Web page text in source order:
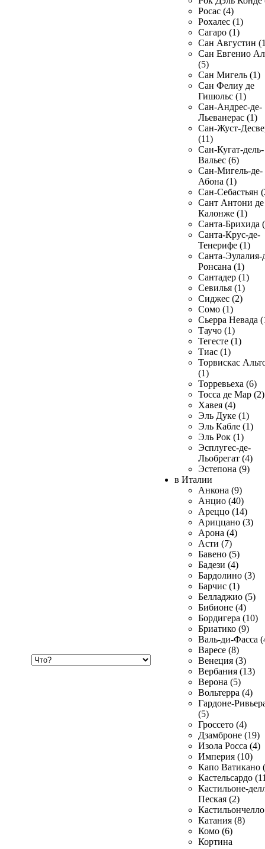
Росас (4)
Рохалес (1)
Сагаро (1)
Сан Августин
Сан Евгенио
(5)
Сан Мигель (1)
Сан Фелиу де
Гишольс (1)
Сан-Андрес-де-
Льеванерас (1)
Сан-Жуст-
(11)
Сан-Кугат-дель-
Вальес (6)
Сан-Мигель-де-
Абона (1)
Сан-Себастьян
Сант Антони де
Калонже (1)
Санта-Брихида
Санта-Крус-де-
Тенерифе (1)
Санта-Эулалия-
Ронсана (1)
Сантадер (1)
Севилья (1)
Сиджес (2)
Сомо (1)
Сьерра Невада
Таучо (1)
Тегесте (1)
Тиас (1)
Торвискас
(1)
Торревьеха (6)
Тосса де Мар (2)
Хавея (4)
Эль Дуке (1)
Эль Кабле (1)
Эль Рок (1)
Эсплугес-де-
Льобрегат (4)
Эстепона (9)
в Италии
Анкона (9)
Анцио (40)
Ареццо (14)
Ариццано (3)
Арона (4)
Асти (7)
Бавено (5)
Бадези (4)
Бардолино (3)
Барчис (1)
Белладжио (5)
Бибионе (4)
Бордигера (10)
Бриатико (9)
Валь-ди-Фасса
Варесе (8)
Венеция (3)
Вербания (13)
Верона (5)
Вольтерра (4)
Гардоне-
(5)
Гроссето (4)
Дзамброне (19)
Изола Росса (4)
Империя (10)
Капо Ватикано
Кастельсардо
Кастильоне-
Пеская (2)
Катания (8)
Комо (6)
Кортина